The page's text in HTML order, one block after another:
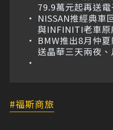
79.9萬元起再送
NISSAN推經典
與INFINITI老車
BMW推出8月仲
送晶華三天兩夜
福斯商旅